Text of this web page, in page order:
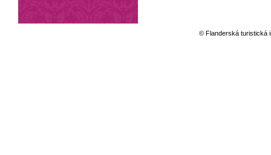
© Flanderská turistická